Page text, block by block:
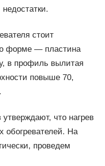
стоит
форме — пластина
в профиль вылитая
повыше 70,
что нагрев
На
проведем